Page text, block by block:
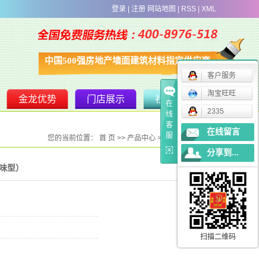
登录 注册 网站地图 RSS XML
中国500强房地产墙面建筑材料指定供应商
金龙优势 门店展示 社区服务
您的当前位置： 首 页 >> 产品中心 >>宝郡牌腻子粉
型）
在
线
客
服
客户服务
淘宝旺旺
2335
在线留言
分享到...
扫描二维码